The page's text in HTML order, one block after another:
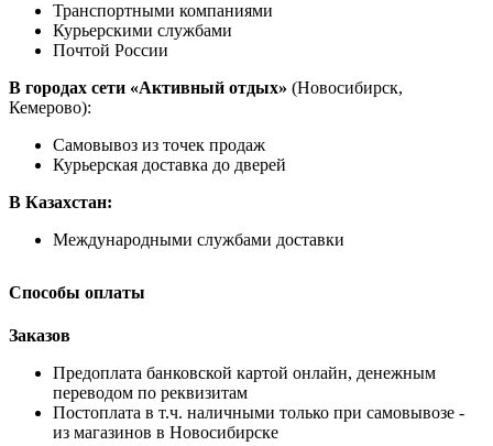
Транспортными компаниями
Курьерскими службами
Почтой России
В городах сети «Активный отдых» (Новосибирск,
Кемерово):
Самовывоз из точек продаж
Курьерская доставка до дверей
В Казахстан:
Международными службами доставки
Способы оплаты
Заказов
Предоплата банковской картой онлайн, денежным
переводом по реквизитам
Постоплата в т.ч. наличными только при самовывозе -
из магазинов в Новосибирске